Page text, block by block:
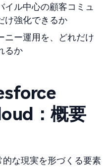
イル中心の顧客コミュ
け強化できるか
ニー運用を、どれだけ
るか
：概要
な現実を形づくる要素